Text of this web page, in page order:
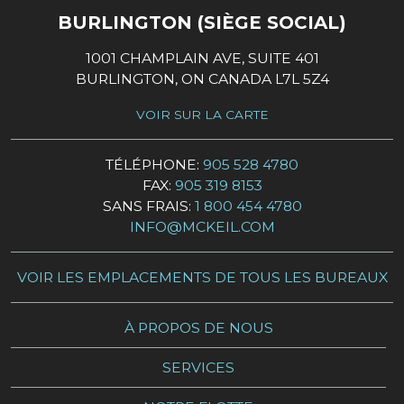
BURLINGTON (SIÈGE SOCIAL)
1001 CHAMPLAIN AVE, SUITE 401
BURLINGTON, ON CANADA L7L 5Z4
VOIR SUR LA CARTE
TÉLÉPHONE: 905 528 4780
FAX: 905 319 8153
SANS FRAIS: 1 800 454 4780
INFO@MCKEIL.COM
VOIR LES EMPLACEMENTS DE TOUS LES BUREAUX
À PROPOS DE NOUS
SERVICES